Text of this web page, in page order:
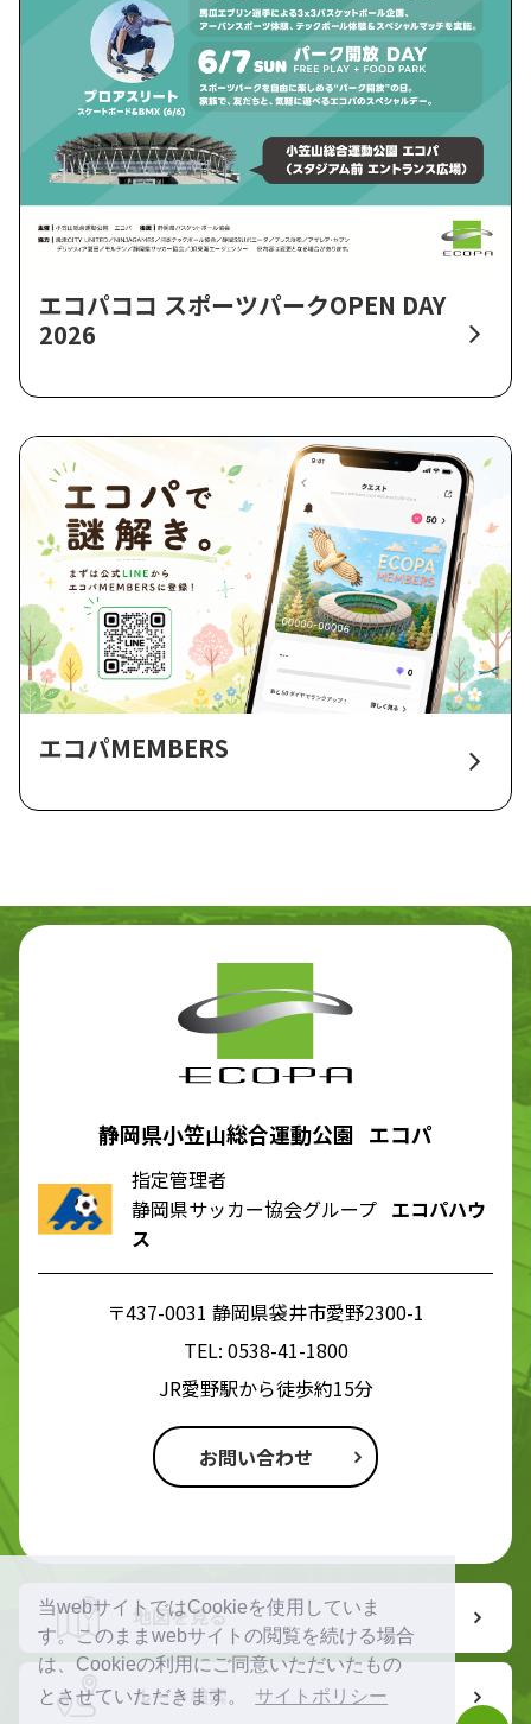
当webサイトではCookieを使用していま
す。このままwebサイトの閲覧を続ける場合
は、Cookieの利用にご同意いただいたもの
とさせていただきます。
サイトポリシー
エコパココ スポーツパークOPEN DAY
2026
エコパMEMBERS
静岡県小笠山総合運動公園 エコパ
指定管理者
静岡県サッカー協会グループ エコパハウ
ス
〒437-0031 静岡県袋井市愛野2300-1
TEL: 0538-41-1800
JR愛野駅から徒歩約15分
お問い合わせ
地図を見る
ルート検索